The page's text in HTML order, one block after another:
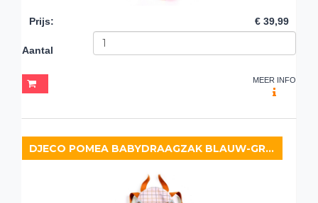
Prijs: € 39,99
Aantal
MEER INFO
DJECO POMEA BABYDRAAGZAK BLAUW-GRIJS